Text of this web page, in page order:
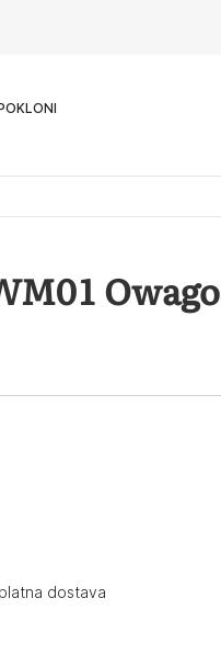
Owago
dostava